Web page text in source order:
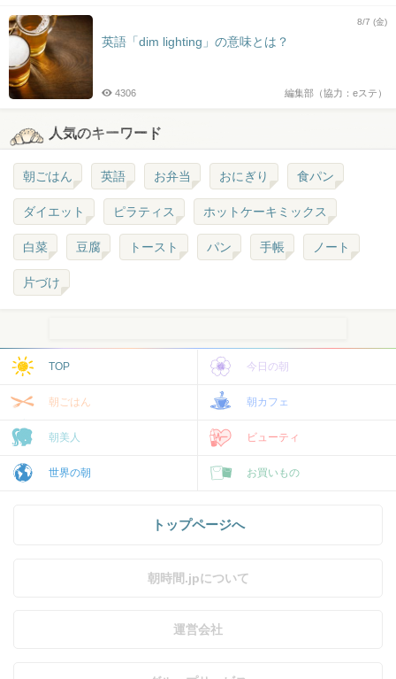
8/7 (金)
英語「dim lighting」の意味とは？
編集部（協力：eステ）
4306
人気のキーワード
朝ごはん 英語 お弁当 おにぎり 食パン
ダイエット ピラティス ホットケーキミックス
白菜 豆腐 トースト パン 手帳 ノート
片づけ
TOP 今日の朝
朝ごはん 朝カフェ
朝美人 ビューティ
世界の朝 お買いもの
トップページへ
朝時間.jpについて
運営会社